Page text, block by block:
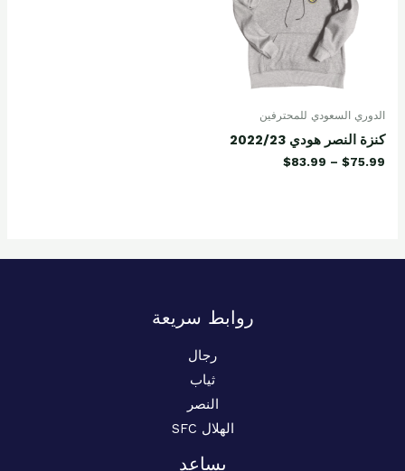
الدوري السعودي للمحترفين
كنزة النصر هودي 2022/23
$75.99
–
$83.99
روابط سريعة
رجال
ثياب
النصر
الهلال SFC
يساعد